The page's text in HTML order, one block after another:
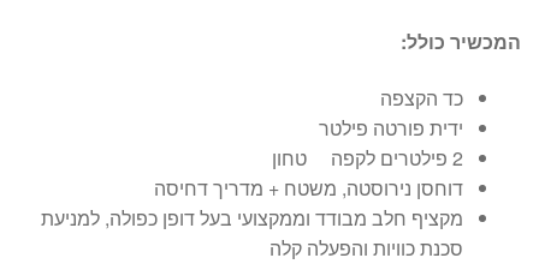
המכשיר כולל:
כד הקצפה
ידית פורטה פילטר
2 פילטרים לקפה טחון
דוחסן נירוסטה, משטח + מדריך דחיסה
מקציף חלב מבודד וממקצועי בעל דופן כפולה, למניעת
סכנת כוויות והפעלה קלה